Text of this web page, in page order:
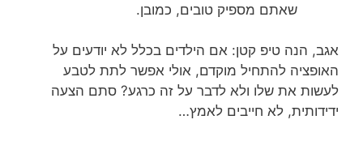
שאתם מספיק טובים, כמובן.
אגב, הנה טיפ קטן: אם הילדים בכלל לא יודעים על
האופציה להתחיל מוקדם, אולי אפשר לתת לטבע
לעשות את שלו ולא לדבר על זה כרגע? סתם הצעה
ידידותית, לא חייבים לאמץ…